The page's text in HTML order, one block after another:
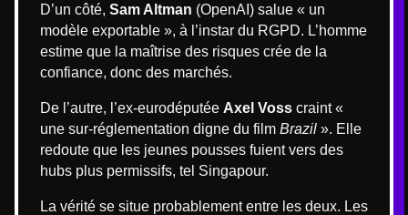
D’un côté, Sam Altman (OpenAI) salue « un
modèle exportable », à l’instar du RGPD. L’homme
estime que la maîtrise des risques crée de la
confiance, donc des marchés.
De l’autre, l’ex-eurodéputée Axel Voss craint «
une sur-réglementation digne du film Brazil ». Elle
redoute que les jeunes pousses fuient vers des
hubs plus permissifs, tel Singapour.
La vérité se situe probablement entre les deux. Les